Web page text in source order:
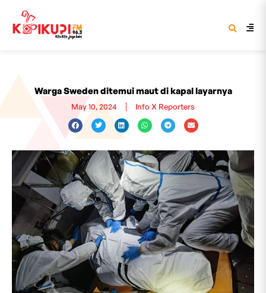
Warga Sweden ditemui maut di kapal layarnya
May 10, 2024 Info X Reporters